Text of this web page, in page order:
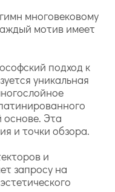
многовековому
мотив имеет
подход к
уникальная
основе. Эта
и точки обзора.
и
запросу на